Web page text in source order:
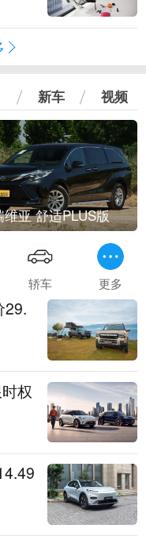
新车 视频
维亚 舒适PLUS版
轿车 更多
29.
权